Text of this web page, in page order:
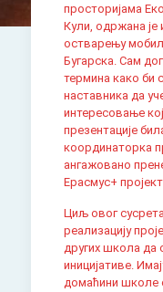
просторијама
Кули, одржана је
остварењу
Бугарска. Сам
термина како би
наставника да
интересовање
презентације
координаторка
ангажовано
Ерасмус+
Циљ овог
реализацију
других школа да
иницијативе.
домаћини школе